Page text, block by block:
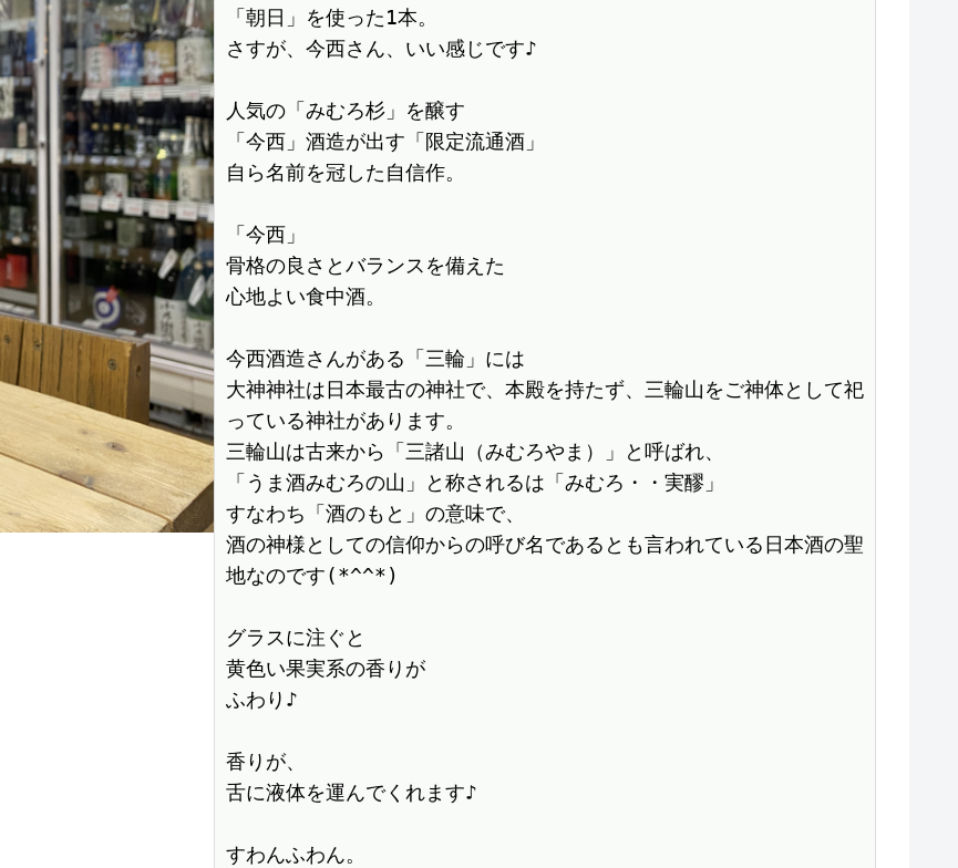
「朝日」を使った1本。
さすが、今西さん、いい感じです♪
人気の「みむろ杉」を醸す
「今西」酒造が出す「限定流通酒」
自ら名前を冠した自信作。
「今西」
骨格の良さとバランスを備えた
心地よい食中酒。
今西酒造さんがある「三輪」には
大神神社は日本最古の神社で、本殿を持たず、三輪山をご神体として祀
っている神社があります。
三輪山は古来から「三諸山（みむろやま）」と呼ばれ、
「うま酒みむろの山」と称されるは「みむろ・・実醪」
すなわち「酒のもと」の意味で、
酒の神様としての信仰からの呼び名であるとも言われている日本酒の聖
地なのです(*^^*)
グラスに注ぐと
黄色い果実系の香りが
ふわり♪
香りが、
舌に液体を運んでくれます♪
すわんふわん。